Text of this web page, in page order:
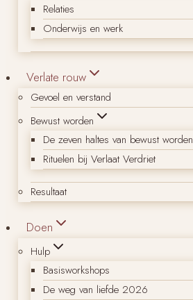
Relaties
Onderwijs en werk
Verlate rouw
Gevoel en verstand
Bewust worden
De zeven haltes van bewust worden
Rituelen bij Verlaat Verdriet
Resultaat
Doen
Hulp
Basisworkshops
De weg van liefde 2026